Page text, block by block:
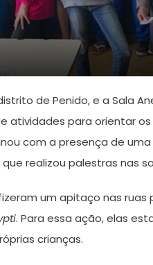
de Penido, e a Sala
atividades para orientar
com a presença de
realizou palestras nas
um apitaço nas ruas
. Para essa ação, elas
crianças.